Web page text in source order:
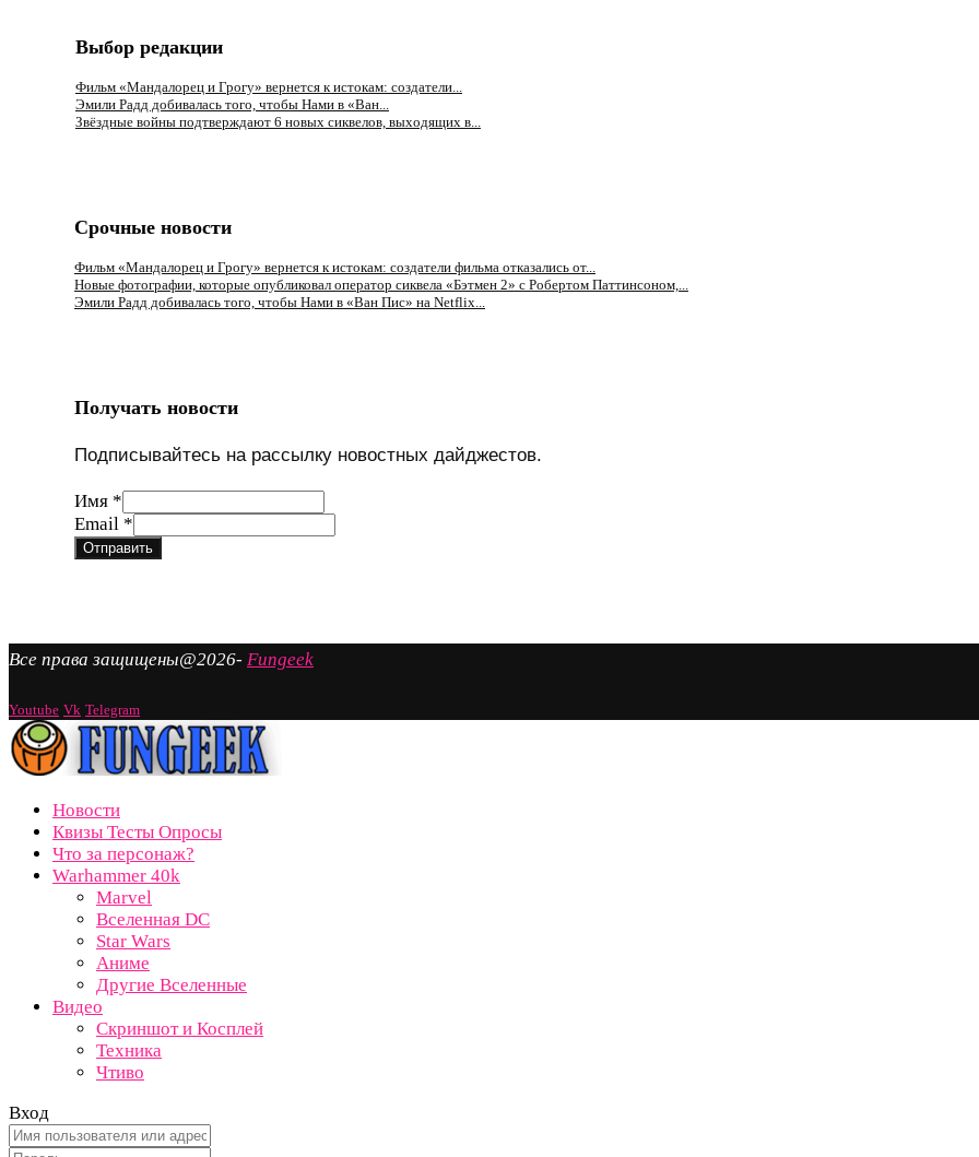
Выбор редакции
Фильм «Мандалорец и Грогу» вернется к истокам: создатели...
Эмили Радд добивалась того, чтобы Нами в «Ван...
Звёздные войны подтверждают 6 новых сиквелов, выходящих в...
Срочные новости
Фильм «Мандалорец и Грогу» вернется к истокам: создатели фильма отказались от...
Новые фотографии, которые опубликовал оператор сиквела «Бэтмен 2» с Робертом Паттинсоном,...
Эмили Радд добивалась того, чтобы Нами в «Ван Пис» на Netflix...
Получать новости
Подписывайтесь на рассылку новостных дайджестов.
Имя *
Email
Имя
Email *
Отправить
Все права защищены@2026- Fungeek
Youtube Vk Telegram
Новости
Квизы Тесты Опросы
Что за персонаж?
Warhammer 40k
Marvel
Вселенная DC
Star Wars
Аниме
Другие Вселенные
Видео
Скриншот и Косплей
Техника
Чтиво
Вход